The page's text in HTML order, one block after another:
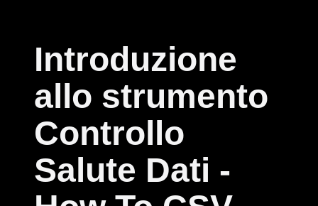
Introduzione
allo strumento
Controllo
Salute Dati -